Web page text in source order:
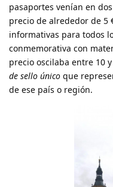
pasaportes venían en
precio de alrededor de 5
informativas para todos
conmemorativa con
precio oscilaba entre 10 y
de sello único que
de ese país o región.